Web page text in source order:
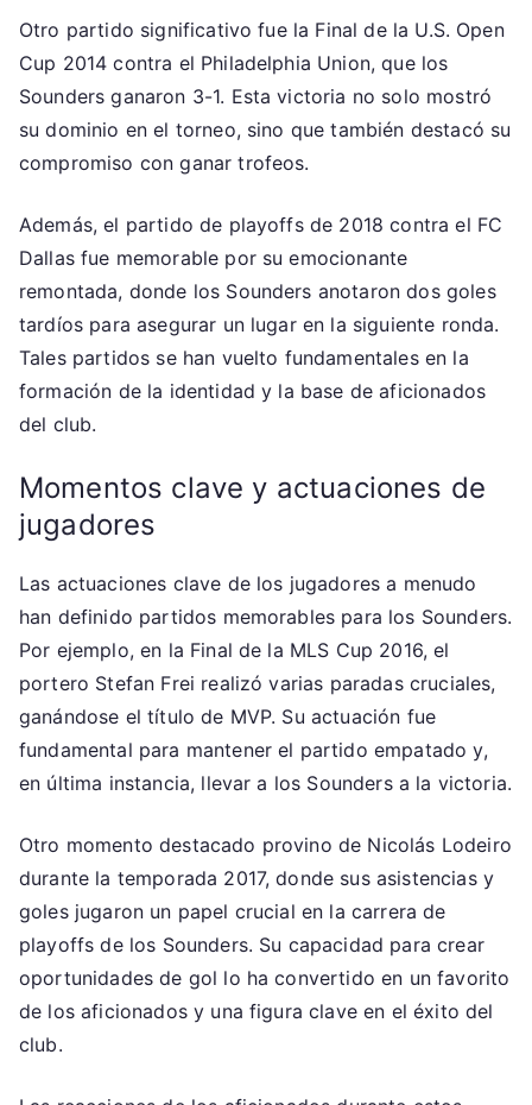
Otro partido significativo fue la Final de la U.S. Open
Cup 2014 contra el Philadelphia Union, que los
Sounders ganaron 3-1. Esta victoria no solo mostró
su dominio en el torneo, sino que también destacó su
compromiso con ganar trofeos.
Además, el partido de playoffs de 2018 contra el FC
Dallas fue memorable por su emocionante
remontada, donde los Sounders anotaron dos goles
tardíos para asegurar un lugar en la siguiente ronda.
Tales partidos se han vuelto fundamentales en la
formación de la identidad y la base de aficionados
del club.
Momentos clave y actuaciones de
jugadores
Las actuaciones clave de los jugadores a menudo
han definido partidos memorables para los Sounders.
Por ejemplo, en la Final de la MLS Cup 2016, el
portero Stefan Frei realizó varias paradas cruciales,
ganándose el título de MVP. Su actuación fue
fundamental para mantener el partido empatado y,
en última instancia, llevar a los Sounders a la victoria.
Otro momento destacado provino de Nicolás Lodeiro
durante la temporada 2017, donde sus asistencias y
goles jugaron un papel crucial en la carrera de
playoffs de los Sounders. Su capacidad para crear
oportunidades de gol lo ha convertido en un favorito
de los aficionados y una figura clave en el éxito del
club.